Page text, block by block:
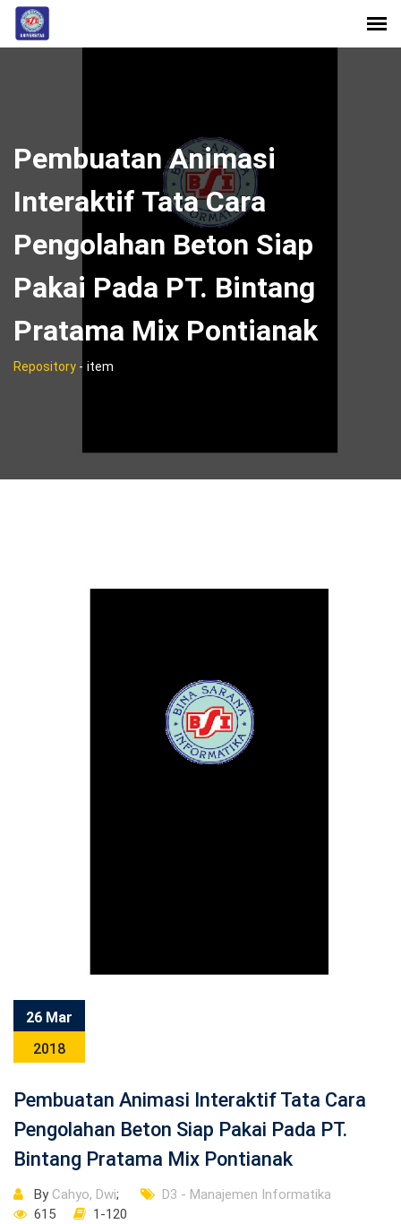
Pembuatan Animasi
Interaktif Tata Cara
Pengolahan Beton Siap
Pakai Pada PT. Bintang
Pratama Mix Pontianak
Repository - item
26 Mar
2018
Pembuatan Animasi Interaktif Tata Cara
Pengolahan Beton Siap Pakai Pada PT.
Bintang Pratama Mix Pontianak
By Cahyo, Dwi;
D3 - Manajemen Informatika
615
1-120